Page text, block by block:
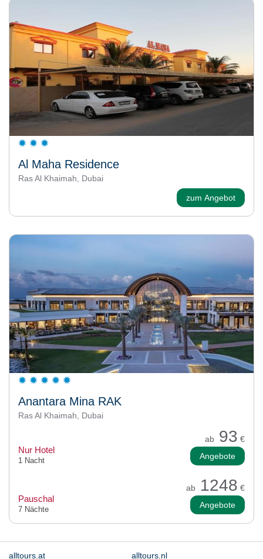
Al Maha Residence
Ras Al Khaimah, Dubai
zum Angebot
Anantara Mina RAK
Ras Al Khaimah, Dubai
ab 93 €
Nur Hotel
1 Nacht Angebote
ab 1248 €
Pauschal
7 Nächte Angebote
alltours.at alltours.nl